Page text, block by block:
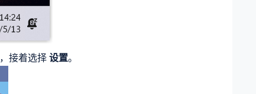
，接着选择设置。